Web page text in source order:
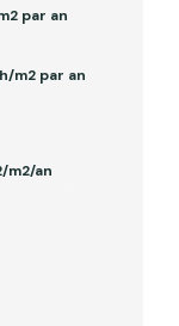
par an
m2 par an
m2/an